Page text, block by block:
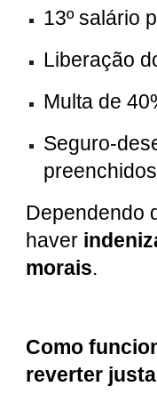
13º salário
Liberação
Multa de
Seguro-
Dependendo
haver
morais.
Como
reverter